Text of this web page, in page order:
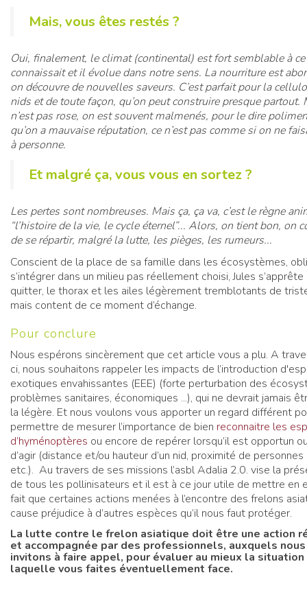
Mais, vous êtes restés ?
Oui, finalement, le climat (continental) est fort semblable à ce
connaissait et il évolue dans notre sens. La nourriture est
on découvre de nouvelles saveurs. C’est parfait pour la
nids et de toute façon, qu’on peut construire presque partout.
n’est pas rose, on est souvent malmenés, pour le dire
qu’on a mauvaise réputation, ce n’est pas comme si on ne
à personne.
Et malgré ça, vous vous en sortez ?
Les pertes sont nombreuses. Mais ça, ça va, c’est le règne
“l’histoire de la vie, le cycle éternel”... Alors, on tient bon, on
de se répartir, malgré la lutte, les pièges, les rumeurs...
Conscient de la place de sa famille dans les écosystèmes,
s’intégrer dans un milieu pas réellement choisi, Jules s’apprête
quitter, le thorax et les ailes légèrement tremblotants de
mais content de ce moment d’échange.
Pour conclure
Nous espérons sincèrement que cet article vous a plu. A
ci, nous souhaitons rappeler les impacts de l’introduction
exotiques envahissantes (EEE) (forte perturbation des
problèmes sanitaires, économiques ...), qui ne devrait jamais
la légère. Et nous voulons vous apporter un regard différent
permettre de mesurer l’importance de bien reconnaitre les
d’hyménoptères ou encore de repérer lorsqu’il est opportun
d’agir (distance et/ou hauteur d’un nid, proximité de personnes
etc.). Au travers de ses missions l’asbl Adalia 2.0. vise la
de tous les pollinisateurs et il est à ce jour utile de mettre en
fait que certaines actions menées à l’encontre des frelons
cause préjudice à d’autres espèces qu’il nous faut protéger.
La lutte contre le frelon asiatique doit être une action
et accompagnée par des professionnels, auxquels
invitons à faire appel, pour évaluer au mieux la situation
laquelle vous faites éventuellement face.